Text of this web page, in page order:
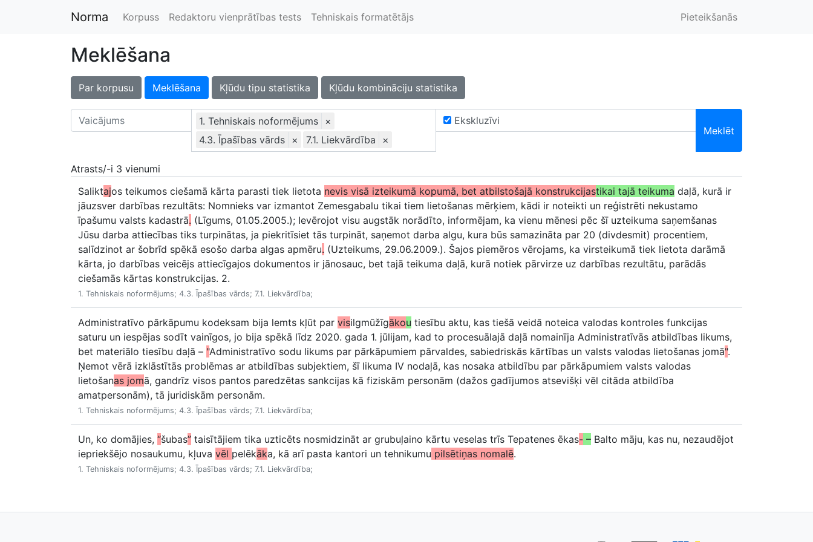
Norma Korpuss Redaktoru vienprātības tests Tehniskais formatētājs Pieteikšanās
Meklēšana
Par korpusu Meklēšana Kļūdu tipu statistika Kļūdu kombināciju statistika
1. Tehniskais noformējums ×
4.3. Īpašības vārds × 7.1. Liekvārdība ×
Ekskluzīvi
Meklēt
Atrasts/-i 3 vienumi
Saliktajos teikumos ciešamā kārta parasti tiek lietota nevis visā izteikumā kopumā, bet atbilstošajā konstrukcijastikai tajā teikuma daļā, kurā ir
jāuzsver darbības rezultāts: Nomnieks var izmantot Zemesgabalu tikai tiem lietošanas mērķiem, kādi ir noteikti un reģistrēti nekustamo
īpašumu valsts kadastrā. (Līgums, 01.05.2005.); Ievērojot visu augstāk norādīto, informējam, ka vienu mēnesi pēc šī uzteikuma saņemšanas
Jūsu darba attiecības tiks turpinātas, ja piekritīsiet tās turpināt, saņemot darba algu, kura būs samazināta par 20 (divdesmit) procentiem,
salīdzinot ar šobrīd spēkā esošo darba algas apmēru. (Uzteikums, 29.06.2009.). Šajos piemēros vērojams, ka virsteikumā tiek lietota darāmā
kārta, jo darbības veicējs attiecīgajos dokumentos ir jānosauc, bet tajā teikuma daļā, kurā notiek pārvirze uz darbības rezultātu, parādās
ciešamās kārtas konstrukcijas. 2.
1. Tehniskais noformējums; 4.3. Īpašības vārds; 7.1. Liekvārdība;
Administratīvo pārkāpumu kodeksam bija lemts kļūt par visilgmūžīgākou tiesību aktu, kas tiešā veidā noteica valodas kontroles funkcijas
saturu un iespējas sodīt vainīgos, jo bija spēkā līdz 2020. gada 1. jūlijam, kad to procesuālajā daļā nomainīja Administratīvās atbildības likums,
bet materiālo tiesību daļā – "Administratīvo sodu likums par pārkāpumiem pārvaldes, sabiedriskās kārtības un valsts valodas lietošanas jomā".
Ņemot vērā izklāstītās problēmas ar atbildības subjektiem, šī likuma IV nodaļā, kas nosaka atbildību par pārkāpumiem valsts valodas
lietošanas jomā, gandrīz visos pantos paredzētas sankcijas kā fiziskām personām (dažos gadījumos atsevišķi vēl citāda atbildība
amatpersonām), tā juridiskām personām.
1. Tehniskais noformējums; 4.3. Īpašības vārds; 7.1. Liekvārdība;
Un, ko domājies, “šubas” taisītājiem tika uzticēts nosmidzināt ar grubuļaino kārtu veselas trīs Tepatenes ēkas- – Balto māju, kas nu, nezaudējot
iepriekšējo nosaukumu, kļuva vēl pelēkāka, kā arī pasta kantori un tehnikumu pilsētiņas nomalē.
1. Tehniskais noformējums; 4.3. Īpašības vārds; 7.1. Liekvārdība;